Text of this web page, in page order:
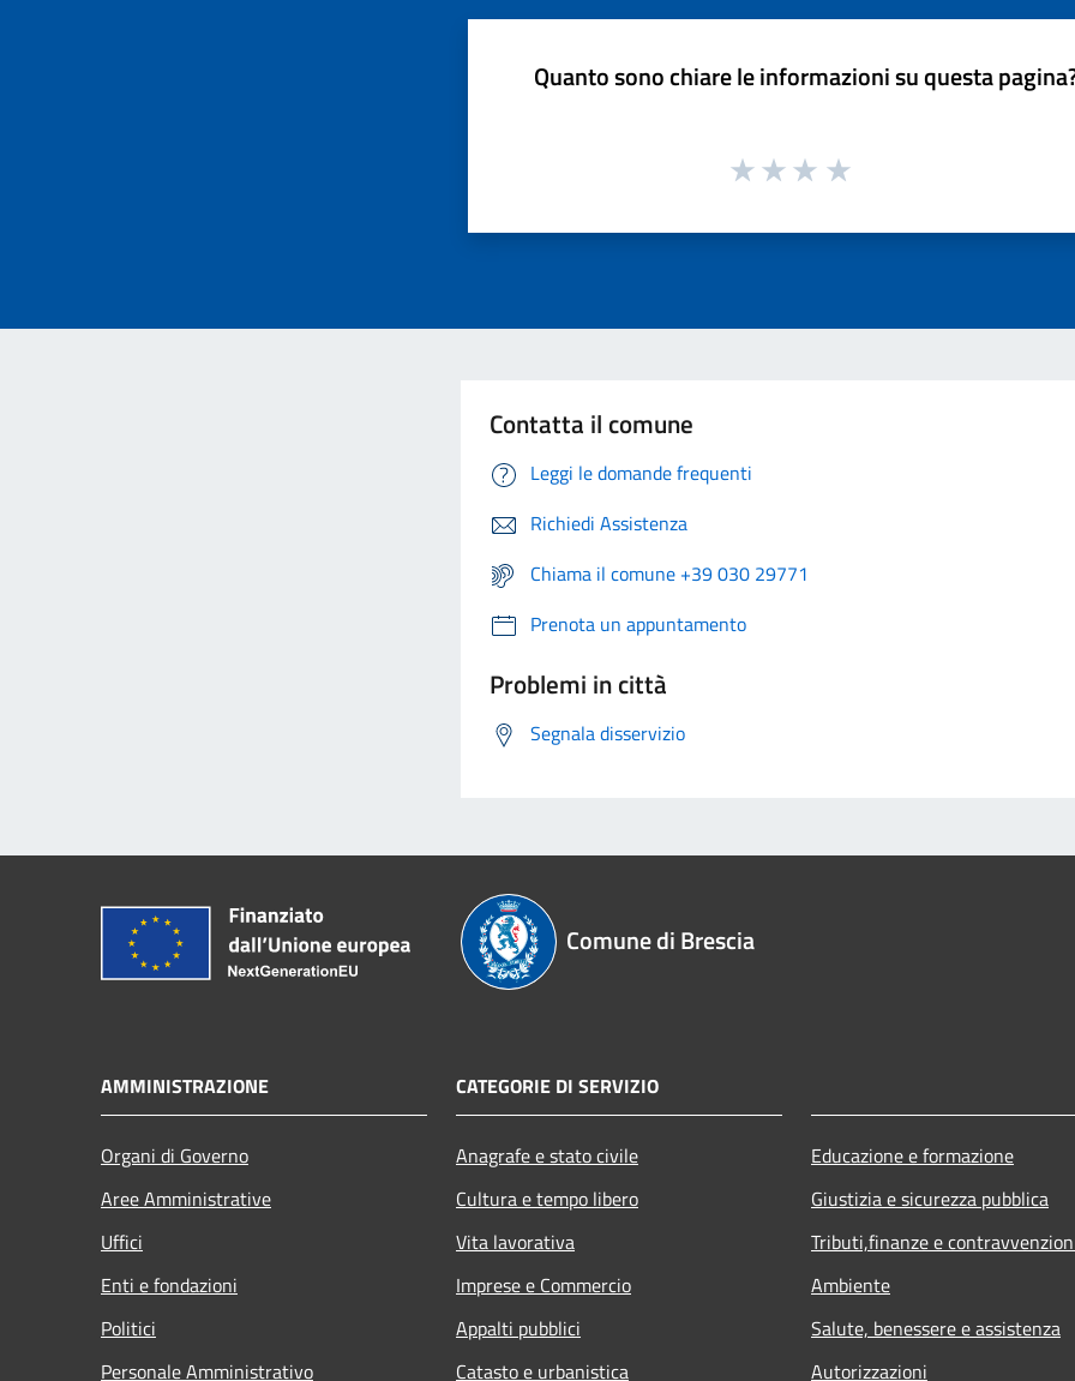
Quanto sono chiare le informazioni su questa
Contatta il comune
Leggi le domande frequenti
Richiedi Assistenza
Chiama il comune +39 030 29771
Prenota un appuntamento
Problemi in città
Segnala disservizio
Comune di Brescia
AMMINISTRAZIONE
Organi di Governo
Aree Amministrative
Uffici
Enti e fondazioni
Politici
Personale Amministrativo
CATEGORIE DI SERVIZIO
Anagrafe e stato civile
Cultura e tempo libero
Vita lavorativa
Imprese e Commercio
Appalti pubblici
Catasto e urbanistica
Educazione e formazione
Giustizia e sicurezza pubblica
Tributi,finanze e
Ambiente
Salute, benessere e assistenza
Autorizzazioni